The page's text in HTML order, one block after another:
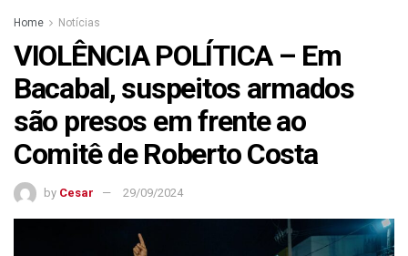
Home Notícias
VIOLÊNCIA POLÍTICA – Em
Bacabal, suspeitos armados
são presos em frente ao
Comitê de Roberto Costa
by Cesar 29/09/2024